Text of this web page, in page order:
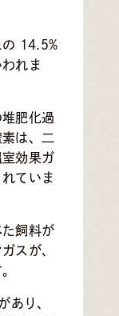
の 14.5%
れま
肥化過
は、二
効果ガ
ていま
飼料が
スが、
あり、